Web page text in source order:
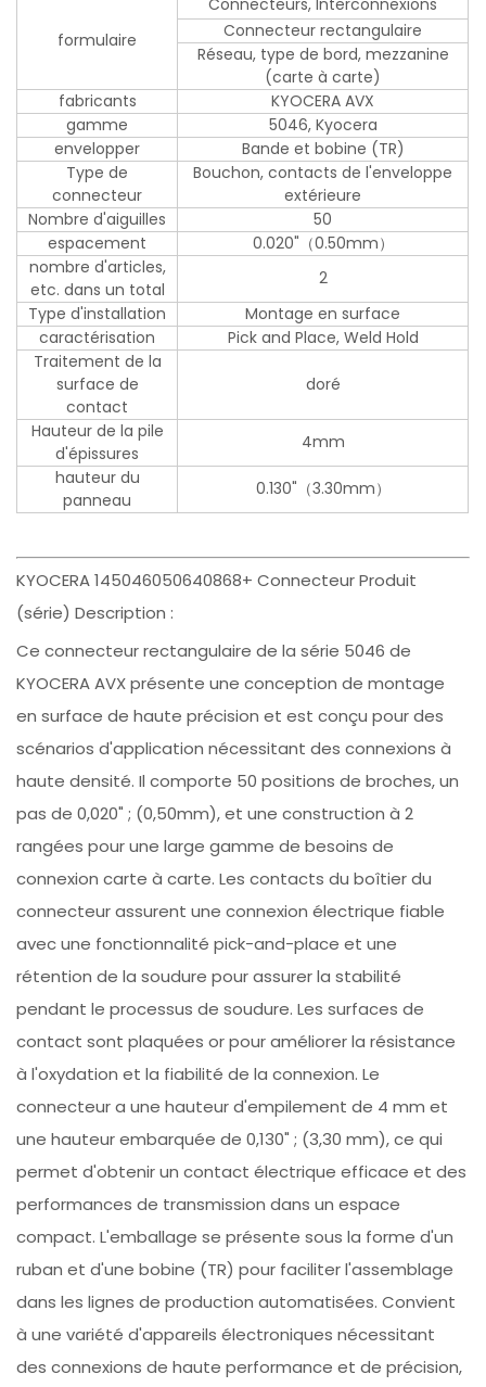
formulaire
Connecteurs, Interconnexions
Connecteur rectangulaire
Réseau, type de bord, mezzanine
(carte à carte)
fabricants
KYOCERA AVX
gamme
5046, Kyocera
envelopper
Bande et bobine (TR)
Type de
connecteur
Bouchon, contacts de l'enveloppe
extérieure
Nombre d'aiguilles
50
espacement
0.020"（0.50mm）
nombre d'articles,
etc. dans un total
2
Type d'installation
Montage en surface
caractérisation
Pick and Place, Weld Hold
Traitement de la
surface de
contact
doré
Hauteur de la pile
d'épissures
4mm
hauteur du
panneau
0.130"（3.30mm）
KYOCERA 145046050640868+ Connecteur Produit
(série) Description :
Ce connecteur rectangulaire de la série 5046 de
KYOCERA AVX présente une conception de montage
en surface de haute précision et est conçu pour des
scénarios d'application nécessitant des connexions à
haute densité. Il comporte 50 positions de broches, un
pas de 0,020" ; (0,50mm), et une construction à 2
rangées pour une large gamme de besoins de
connexion carte à carte. Les contacts du boîtier du
connecteur assurent une connexion électrique fiable
avec une fonctionnalité pick-and-place et une
rétention de la soudure pour assurer la stabilité
pendant le processus de soudure. Les surfaces de
contact sont plaquées or pour améliorer la résistance
à l'oxydation et la fiabilité de la connexion. Le
connecteur a une hauteur d'empilement de 4 mm et
une hauteur embarquée de 0,130" ; (3,30 mm), ce qui
permet d'obtenir un contact électrique efficace et des
performances de transmission dans un espace
compact. L'emballage se présente sous la forme d'un
ruban et d'une bobine (TR) pour faciliter l'assemblage
dans les lignes de production automatisées. Convient
à une variété d'appareils électroniques nécessitant
des connexions de haute performance et de précision,